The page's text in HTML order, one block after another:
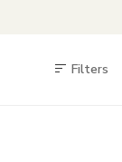
Filters